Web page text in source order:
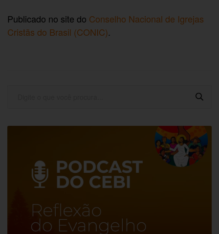
Publicado no site do Conselho Nacional de Igrejas
Cristãs do Brasil (CONIC).